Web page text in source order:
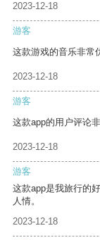
2023-12-18
游客
这款游戏的音乐非常
2023-12-18
游客
这款app的用户评论
2023-12-18
游客
这款app是我旅行的
人情。
2023-12-18